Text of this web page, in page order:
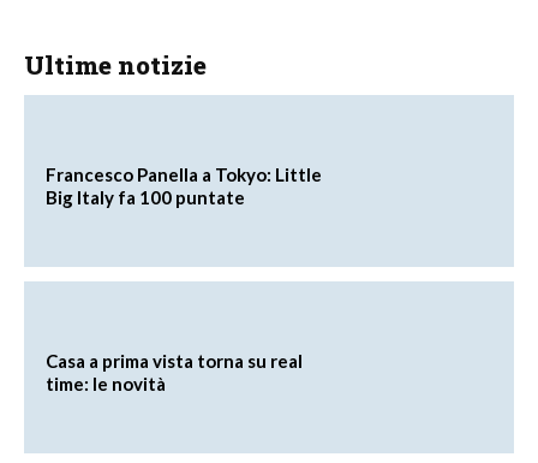
Ultime notizie
Francesco Panella a Tokyo: Little
Big Italy fa 100 puntate
Casa a prima vista torna su real
time: le novità